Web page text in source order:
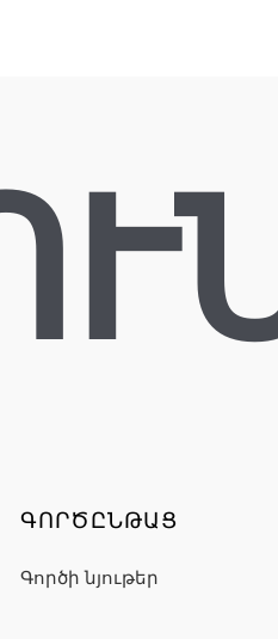
ԳՈՐԾԸՆԹԱՑ
Գործի նյութեր